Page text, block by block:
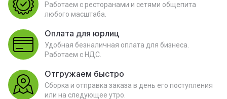
Работаем с ресторанами и сетями общепита
любого масштаба.
Оплата для юрлиц
Удобная безналичная оплата для бизнеса.
Работаем с НДС.
Отгружаем быстро
Сборка и отправка заказа в день его поступления
или на следующее утро.